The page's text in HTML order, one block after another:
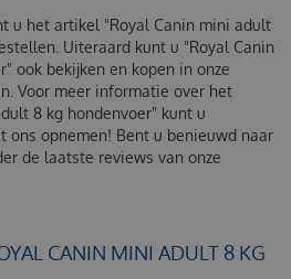
u het artikel "Royal Canin mini adult
Uiteraard kunt u "Royal Canin
ook bekijken en kopen in onze
Voor meer informatie over het
8 kg hondenvoer" kunt u
ons opnemen! Bent u benieuwd naar
de laatste reviews van onze
CANIN MINI ADULT 8 KG